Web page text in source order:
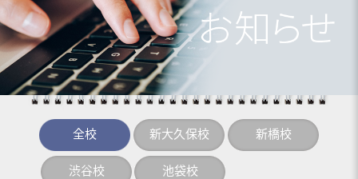
全校 新大久保校 新橋校
渋谷校 池袋校